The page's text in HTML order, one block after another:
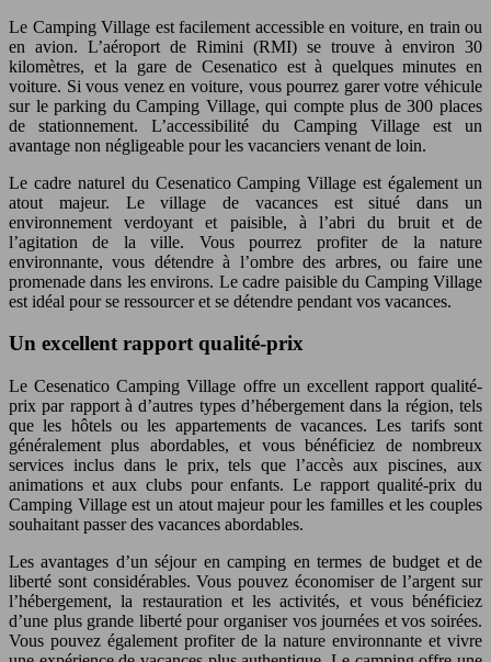
Le Camping Village est facilement accessible en voiture, en train ou
en avion. L’aéroport de Rimini (RMI) se trouve à environ 30
kilomètres, et la gare de Cesenatico est à quelques minutes en
voiture. Si vous venez en voiture, vous pourrez garer votre véhicule
sur le parking du Camping Village, qui compte plus de 300 places
de stationnement. L’accessibilité du Camping Village est un
avantage non négligeable pour les vacanciers venant de loin.
Le cadre naturel du Cesenatico Camping Village est également un
atout majeur. Le village de vacances est situé dans un
environnement verdoyant et paisible, à l’abri du bruit et de
l’agitation de la ville. Vous pourrez profiter de la nature
environnante, vous détendre à l’ombre des arbres, ou faire une
promenade dans les environs. Le cadre paisible du Camping Village
est idéal pour se ressourcer et se détendre pendant vos vacances.
Un excellent rapport qualité-prix
Le Cesenatico Camping Village offre un excellent rapport qualité-
prix par rapport à d’autres types d’hébergement dans la région, tels
que les hôtels ou les appartements de vacances. Les tarifs sont
généralement plus abordables, et vous bénéficiez de nombreux
services inclus dans le prix, tels que l’accès aux piscines, aux
animations et aux clubs pour enfants. Le rapport qualité-prix du
Camping Village est un atout majeur pour les familles et les couples
souhaitant passer des vacances abordables.
Les avantages d’un séjour en camping en termes de budget et de
liberté sont considérables. Vous pouvez économiser de l’argent sur
l’hébergement, la restauration et les activités, et vous bénéficiez
d’une plus grande liberté pour organiser vos journées et vos soirées.
Vous pouvez également profiter de la nature environnante et vivre